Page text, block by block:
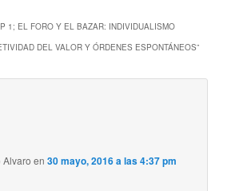
1; EL FORO Y EL BAZAR: INDIVIDUALISMO
DEL VALOR Y ÓRDENES ESPONTÁNEOS”
Alvaro en30 mayo, 2016 a las 4:37 pm